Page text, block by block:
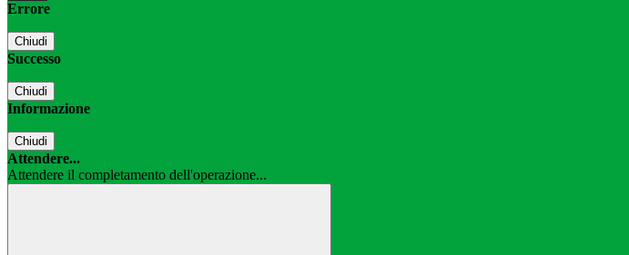
Errore
Chiudi
Successo
Chiudi
Informazione
Chiudi
Attendere...
Attendere il completamento dell'operazione...